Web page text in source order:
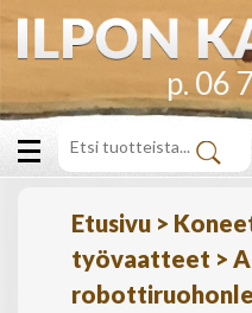
p. 06
Etusivu >
työvaatteet >